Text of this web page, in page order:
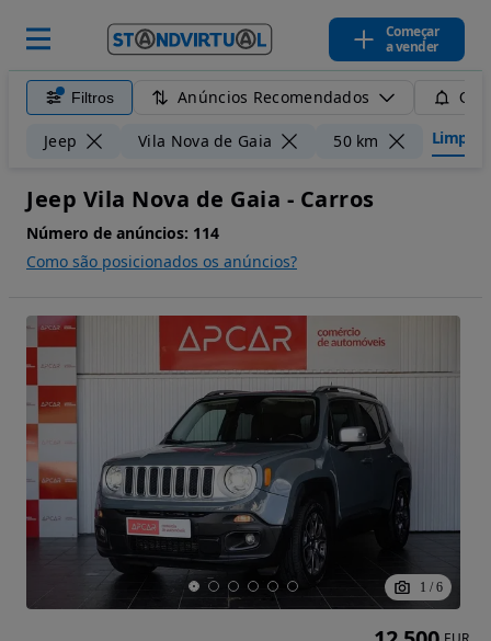
Começar
a vender
Filtros Anúncios Recomendados
Jeep Vila Nova de Gaia 50 km Limpar
Jeep Vila Nova de Gaia - Carros
Número de anúncios: 114
Como são posicionados os anúncios?
1 / 6